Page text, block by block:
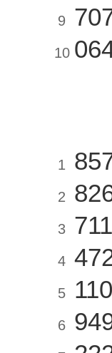
9
10
1
2
3
4
5
6